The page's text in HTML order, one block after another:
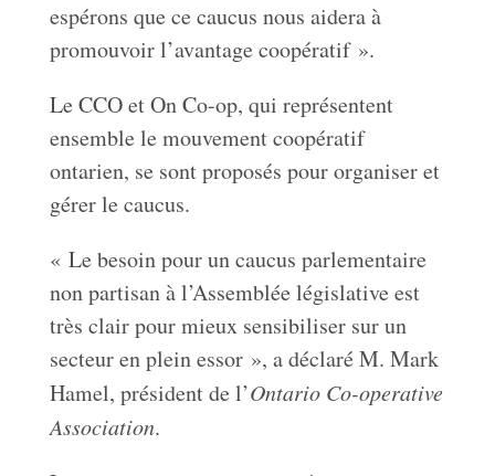
espérons que ce caucus nous aidera à
promouvoir l’avantage coopératif ».
Le CCO et On Co-op, qui représentent
ensemble le mouvement coopératif
ontarien, se sont proposés pour organiser et
gérer le caucus.
« Le besoin pour un caucus parlementaire
non partisan à l’Assemblée législative est
très clair pour mieux sensibiliser sur un
secteur en plein essor », a déclaré M. Mark
Hamel, président de l’Ontario Co-operative
Association.